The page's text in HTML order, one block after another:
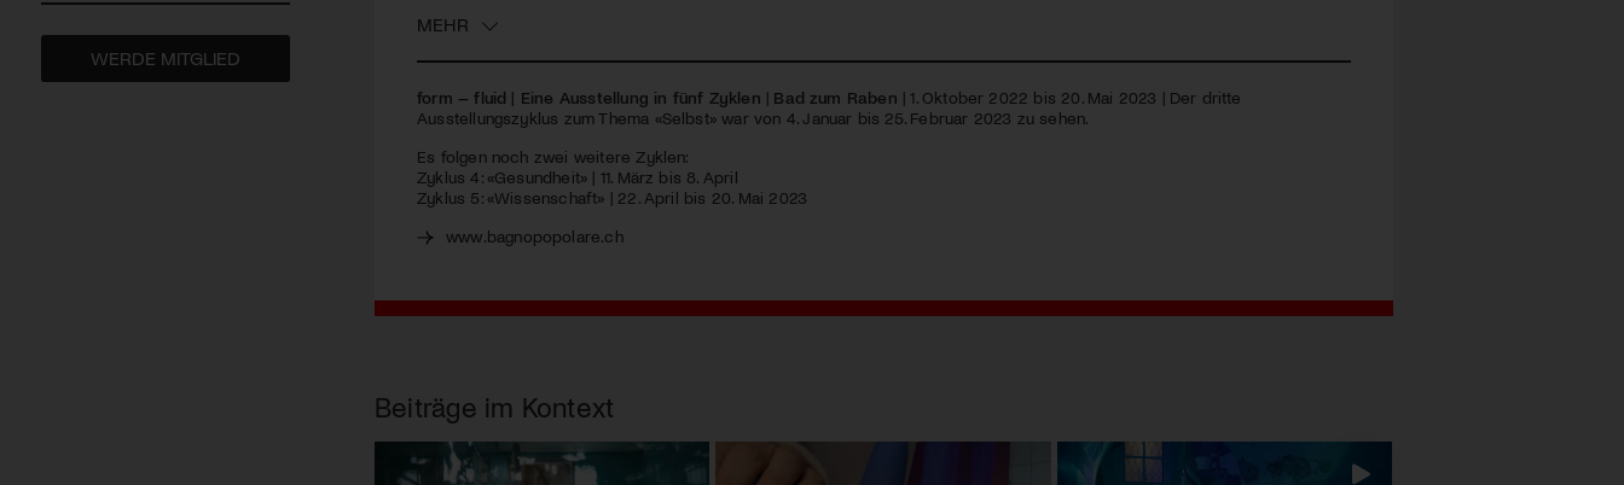
WERDE MITGLIED
MEHR
form – fluid | Eine Ausstellung in fünf Zyklen | Bad zum Raben | 1. Oktober 2022 bis 20. Mai 2023 | Der dritte
Ausstellungszyklus zum Thema «Selbst» war von 4. Januar bis 25. Februar 2023 zu sehen.
Es folgen noch zwei weitere Zyklen:
Zyklus 4: «Gesundheit» | 11. März bis 8. April
Zyklus 5: «Wissenschaft» | 22. April bis 20. Mai 2023
www.bagnopopolare.ch
Beiträge im Kontext